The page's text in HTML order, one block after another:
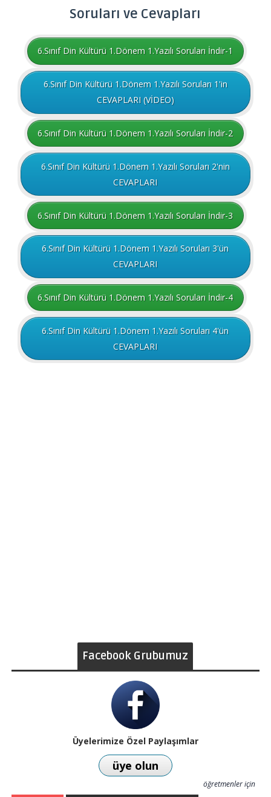
Soruları ve Cevapları
6.Sınıf Din Kültürü 1.Dönem 1.Yazılı Soruları İndir-1
6.Sınıf Din Kültürü 1.Dönem 1.Yazılı Soruları 1'in
CEVAPLARI (VİDEO)
6.Sınıf Din Kültürü 1.Dönem 1.Yazılı Soruları İndir-2
6.Sınıf Din Kültürü 1.Dönem 1.Yazılı Soruları 2'nin
CEVAPLARI
6.Sınıf Din Kültürü 1.Dönem 1.Yazılı Soruları İndir-3
6.Sınıf Din Kültürü 1.Dönem 1.Yazılı Soruları 3'ün
CEVAPLARI
6.Sınıf Din Kültürü 1.Dönem 1.Yazılı Soruları İndir-4
6.Sınıf Din Kültürü 1.Dönem 1.Yazılı Soruları 4'ün
CEVAPLARI
Facebook Grubumuz
Üyelerimize Özel Paylaşımlar
üye olun
öğretmenler için